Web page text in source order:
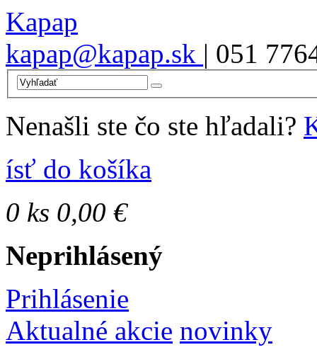
Kapap
kapap@kapap.sk | 051
Nenašli ste čo ste hľadali?
ísť do košíka
0 ks 0,00 €
Neprihlásený
Prihlásenie
Aktualné akcie novinky